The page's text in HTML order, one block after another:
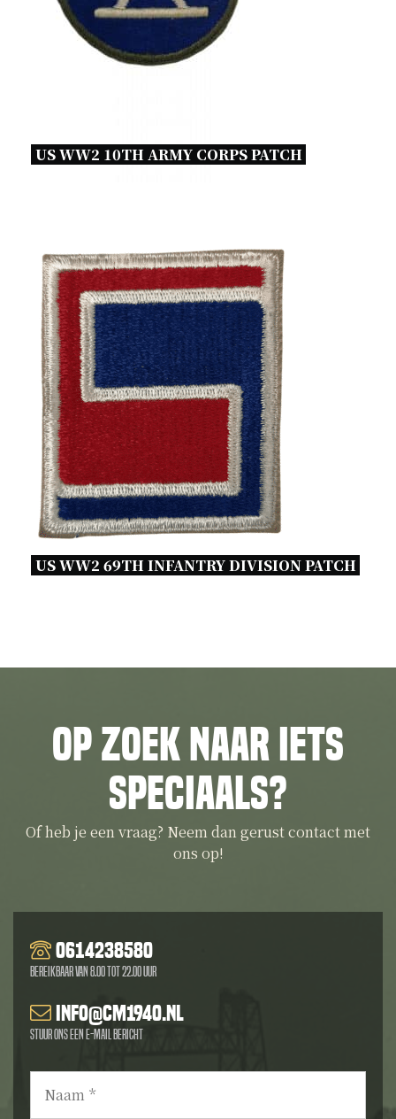
US WW2 10TH ARMY CORPS PATCH
US WW2 69TH INFANTRY DIVISION PATCH
Op zoek naar iets
speciaals?
Of heb je een vraag? Neem dan gerust contact met
ons op!
0614238580
Bereikbaar van 8.00 tot 22.00 uur
info@cm1940.nl
Stuur ons een e-mail bericht
Naam *